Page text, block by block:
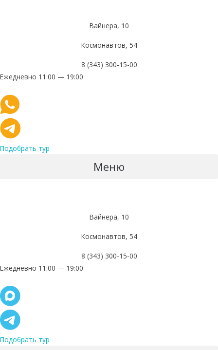
Вайнера, 10
Космонавтов, 54
8 (343) 300-15-00
Ежедневно 11:00 — 19:00
Подобрать тур
Меню
Вайнера, 10
Космонавтов, 54
8 (343) 300-15-00
Ежедневно 11:00 — 19:00
Подобрать тур